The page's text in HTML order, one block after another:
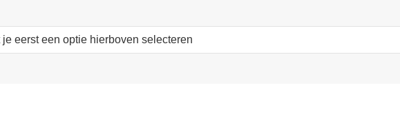
eerst een optie hierboven selecteren